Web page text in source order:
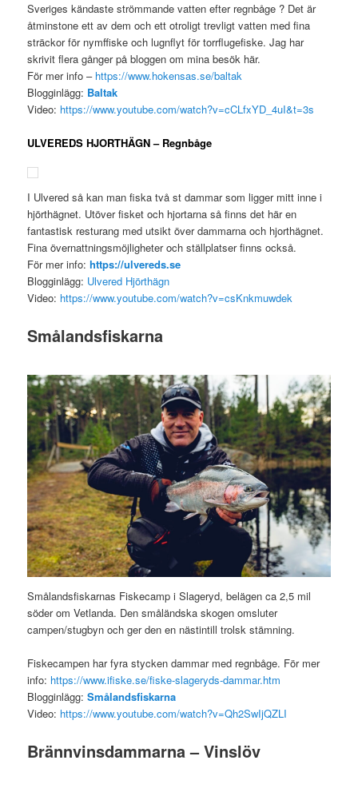
Sveriges kändaste strömmande vatten efter regnbåge ? Det är
åtminstone ett av dem och ett otroligt trevligt vatten med fina
sträckor för nymffiske och lugnflyt för torrflugefiske. Jag har
skrivit flera gånger på bloggen om mina besök här.
För mer info – https://www.hokensas.se/baltak
Blogginlägg: Baltak
Video: https://www.youtube.com/watch?v=cCLfxYD_4uI&t=3s
ULVEREDS HJORTHÄGN – Regnbåge
I Ulvered så kan man fiska två st dammar som ligger mitt inne i
hjörthägnet. Utöver fisket och hjortarna så finns det här en
fantastisk resturang med utsikt över dammarna och hjorthägnet.
Fina övernattningsmöjligheter och ställplatser finns också.
För mer info:https://ulvereds.se
Blogginlägg: Ulvered Hjörthägn
Video: https://www.youtube.com/watch?v=csKnkmuwdek
Smålandsfiskarna
Smålandsfiskarnas Fiskecamp i Slageryd, belägen ca 2,5 mil
söder om Vetlanda. Den småländska skogen omsluter
campen/stugbyn och ger den en nästintill trolsk stämning.
Fiskecampen har fyra stycken dammar med regnbåge. För mer
info: https://www.ifiske.se/fiske-slageryds-dammar.htm
Blogginlägg:Smålandsfiskarna
Video: https://www.youtube.com/watch?v=Qh2SwIjQZLI
Brännvinsdammarna – Vinslöv